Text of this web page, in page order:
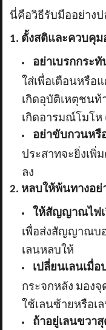
นี่คือวิธีรับมืออย่าง
1. ตั้งสติและควบคุ
อย่าเบรกกระ
ใส่เพื่อเตือนหรือ
เกิดอุบัติเหตุชนท้
เกิดอารมณ์โมโห
อย่าขับกวนหรื
ประสาทจะยิ่งเพิ่
ลง
2. หลบให้พ้นทางอย่
ให้สัญญาณไฟเ
เพื่อส่งสัญญาณบอ
เลนหลบให้
เปลี่ยนเลนเมื่
กระจกหลัง มองจุ
ใช้เลนซ้ายหรือเ
ถ้าอยู่เลนขวาสุ